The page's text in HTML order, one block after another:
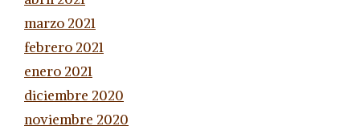
marzo 2021
febrero 2021
enero 2021
diciembre 2020
noviembre 2020